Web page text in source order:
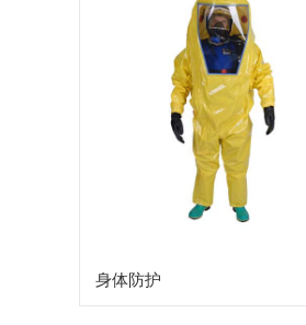
身体防护